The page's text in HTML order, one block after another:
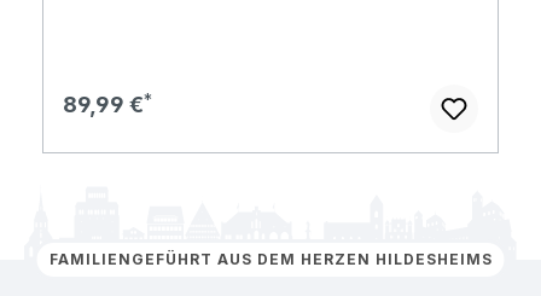
Regulärer Preis:
89,99 €
FAMILIENGEFÜHRT AUS DEM HERZEN HILDESHEIMS